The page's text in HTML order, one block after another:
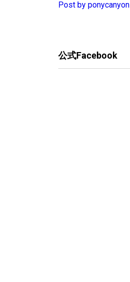
Post by ponycanyon
公式Facebook